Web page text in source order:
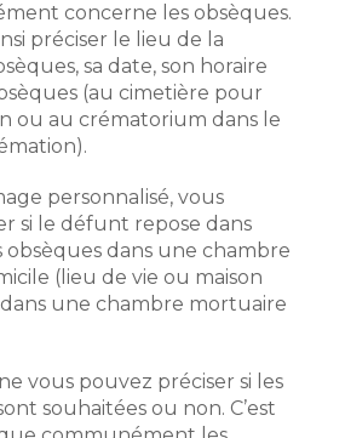
concerne les obsèques.
préciser le lieu de la
sa date, son horaire
(au cimetière pour
ou au crématorium dans le
personnalisé, vous
si le défunt repose dans
obsèques dans une chambre
(lieu de vie ou maison
une chambre mortuaire
vous pouvez préciser si les
souhaitées ou non. C’est